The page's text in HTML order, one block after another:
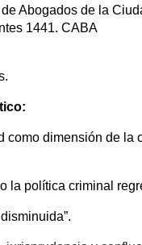
Abogados de la
1441. CABA
como dimensión de la
la política criminal